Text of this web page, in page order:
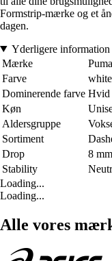
Formstrip-mærke og et
dagen.
Yderligere information
Mærke
Puma
Farve
white
Dominerende farve Hvid
Køn
Aldersgruppe
Sortiment
Drop
8 mm
Stability
Loading...
Loading...
Alle vores